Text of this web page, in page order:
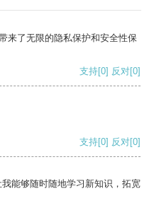
来了无限的隐私保护和安全性保
支持[0] 反对[0]
支持[0] 反对[0]
能够随时随地学习新知识，拓宽